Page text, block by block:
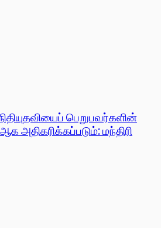
பெறுபவர்களின்
மந்திரி